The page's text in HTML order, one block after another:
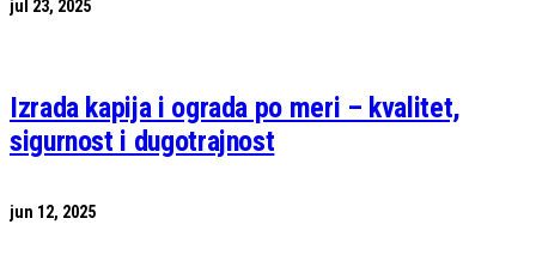
jul 23, 2025
Izrada kapija i ograda po meri – kvalitet,
sigurnost i dugotrajnost
jun 12, 2025